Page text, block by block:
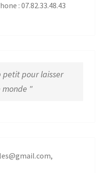
: 07.82.33.48.43
petit pour laisser
monde "